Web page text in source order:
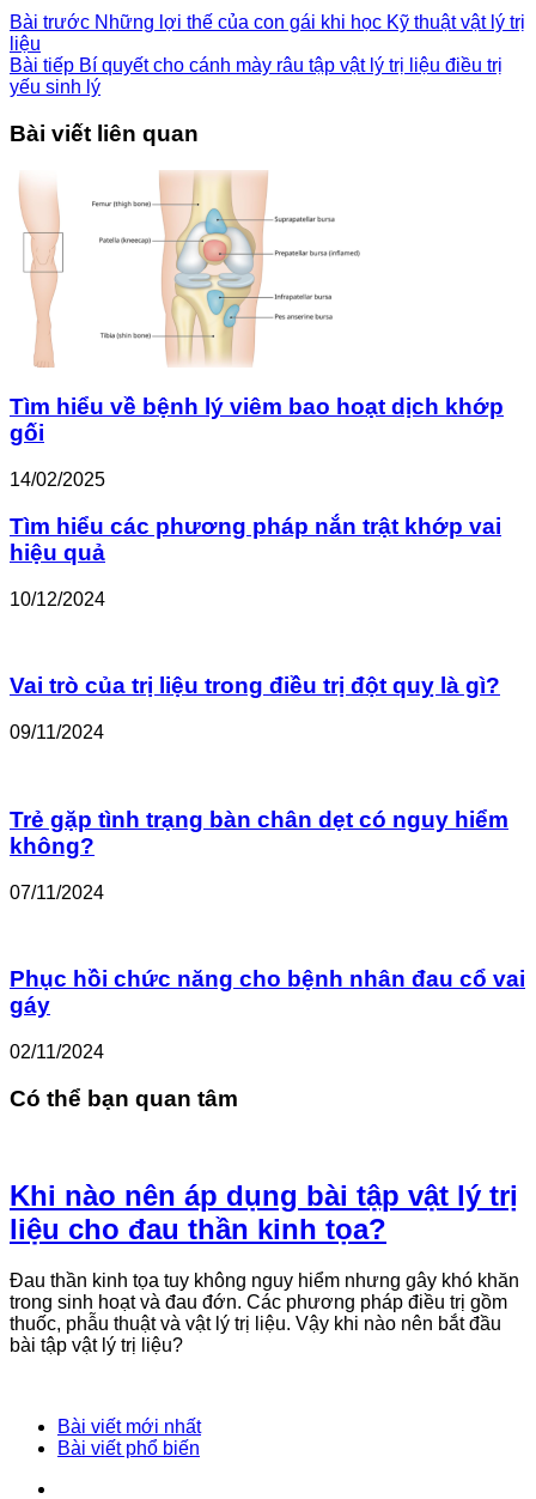
Bài trước Những lợi thế của con gái khi học Kỹ thuật vật lý trị
liệu
Bài tiếp Bí quyết cho cánh mày râu tập vật lý trị liệu điều trị
yếu sinh lý
Bài viết liên quan
Tìm hiểu về bệnh lý viêm bao hoạt dịch khớp
gối
14/02/2025
Tìm hiểu các phương pháp nắn trật khớp vai
hiệu quả
10/12/2024
Vai trò của trị liệu trong điều trị đột quỵ là gì?
09/11/2024
Trẻ gặp tình trạng bàn chân dẹt có nguy hiểm
không?
07/11/2024
Phục hồi chức năng cho bệnh nhân đau cổ vai
gáy
02/11/2024
Có thể bạn quan tâm
Khi nào nên áp dụng bài tập vật lý trị
liệu cho đau thần kinh tọa?
Đau thần kinh tọa tuy không nguy hiểm nhưng gây khó khăn
trong sinh hoạt và đau đớn. Các phương pháp điều trị gồm
thuốc, phẫu thuật và vật lý trị liệu. Vậy khi nào nên bắt đầu
bài tập vật lý trị liệu?
Bài viết mới nhất
Bài viết phổ biến